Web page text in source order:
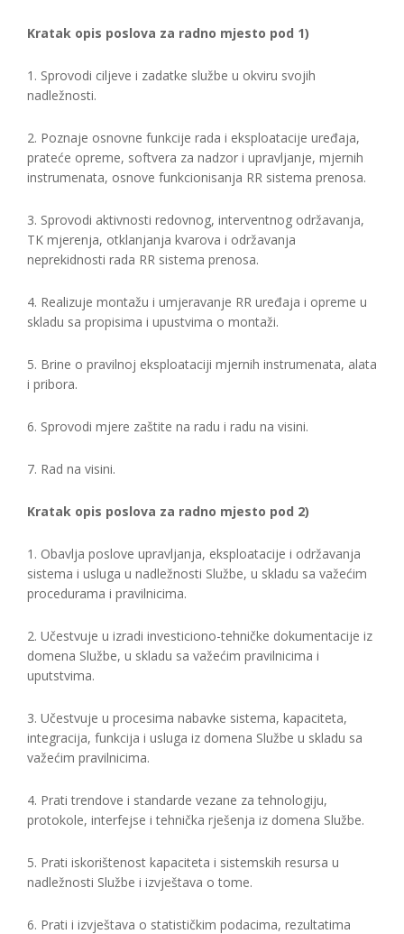
Kratak opis poslova za radno mjesto pod 1)
1. Sprovodi ciljeve i zadatke službe u okviru svojih
nadležnosti.
2. Poznaje osnovne funkcije rada i eksploatacije uređaja,
prateće opreme, softvera za nadzor i upravljanje, mjernih
instrumenata, osnove funkcionisanja RR sistema prenosa.
3. Sprovodi aktivnosti redovnog, interventnog održavanja,
TK mjerenja, otklanjanja kvarova i održavanja
neprekidnosti rada RR sistema prenosa.
4. Realizuje montažu i umjeravanje RR uređaja i opreme u
skladu sa propisima i upustvima o montaži.
5. Brine o pravilnoj eksploataciji mjernih instrumenata, alata
i pribora.
6. Sprovodi mjere zaštite na radu i radu na visini.
7. Rad na visini.
Kratak opis poslova za radno mjesto pod 2)
1. Obavlja poslove upravljanja, eksploatacije i održavanja
sistema i usluga u nadležnosti Službe, u skladu sa važećim
procedurama i pravilnicima.
2. Učestvuje u izradi investiciono-tehničke dokumentacije iz
domena Službe, u skladu sa važećim pravilnicima i
uputstvima.
3. Učestvuje u procesima nabavke sistema, kapaciteta,
integracija, funkcija i usluga iz domena Službe u skladu sa
važećim pravilnicima.
4. Prati trendove i standarde vezane za tehnologiju,
protokole, interfejse i tehnička rješenja iz domena Službe.
5. Prati iskorištenost kapaciteta i sistemskih resursa u
nadležnosti Službe i izvještava o tome.
6. Prati i izvještava o statističkim podacima, rezultatima